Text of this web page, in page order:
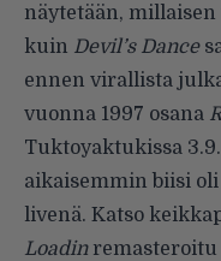
näytetään,
kuin Devil’s Dance
ennen virallista
vuonna 1997 osana
Tuktoyaktukissa
aikaisemmin biisi
livenä. Katso
Loadinremasteroitu